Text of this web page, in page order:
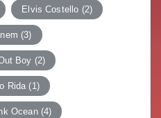
Elvis Costello (2)
(3)
Boy (2)
Rida (1)
Ocean(4)